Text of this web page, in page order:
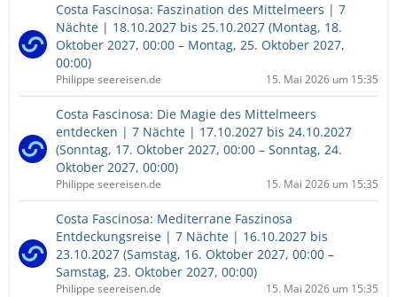
Costa Fascinosa: Faszination des Mittelmeers | 7
Nächte | 18.10.2027 bis 25.10.2027 (Montag, 18.
Oktober 2027, 00:00 – Montag, 25. Oktober 2027,
00:00)
Philippe seereisen.de 15. Mai 2026 um 15:35
Costa Fascinosa: Die Magie des Mittelmeers
entdecken | 7 Nächte | 17.10.2027 bis 24.10.2027
(Sonntag, 17. Oktober 2027, 00:00 – Sonntag, 24.
Oktober 2027, 00:00)
Philippe seereisen.de 15. Mai 2026 um 15:35
Costa Fascinosa: Mediterrane Faszinosa
Entdeckungsreise | 7 Nächte | 16.10.2027 bis
23.10.2027 (Samstag, 16. Oktober 2027, 00:00 –
Samstag, 23. Oktober 2027, 00:00)
Philippe seereisen.de 15. Mai 2026 um 15:35